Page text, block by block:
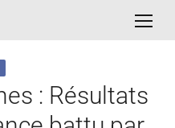
: Résultats